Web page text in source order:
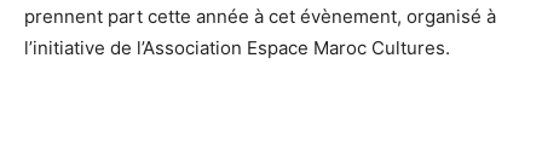
prennent part cette année à cet évènement, organisé à
l’initiative de l’Association Espace Maroc Cultures.